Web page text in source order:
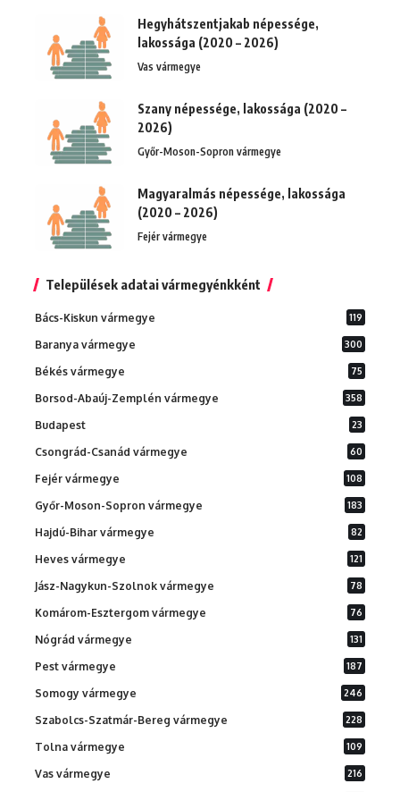
Hegyhátszentjakab népessége,
lakossága (2020 – 2026)
Vas vármegye
Szany népessége, lakossága (2020 –
2026)
Győr-Moson-Sopron vármegye
Magyaralmás népessége, lakossága
(2020 – 2026)
Fejér vármegye
Települések adatai vármegyénkként
Bács-Kiskun vármegye 119
Baranya vármegye 300
Békés vármegye 75
Borsod-Abaúj-Zemplén vármegye 358
Budapest 23
Csongrád-Csanád vármegye 60
Fejér vármegye 108
Győr-Moson-Sopron vármegye 183
Hajdú-Bihar vármegye 82
Heves vármegye 121
Jász-Nagykun-Szolnok vármegye 78
Komárom-Esztergom vármegye 76
Nógrád vármegye 131
Pest vármegye 187
Somogy vármegye 246
Szabolcs-Szatmár-Bereg vármegye 228
Tolna vármegye 109
Vas vármegye 216